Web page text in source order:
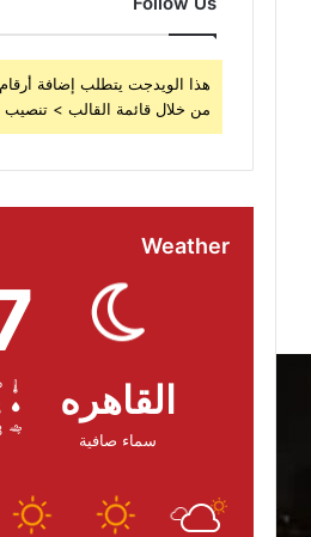
هذا الويدجت يتطلب إضافة أرقام
من خلال قائمة القالب > تنصيب
Weather
القاهره
سماء صافية